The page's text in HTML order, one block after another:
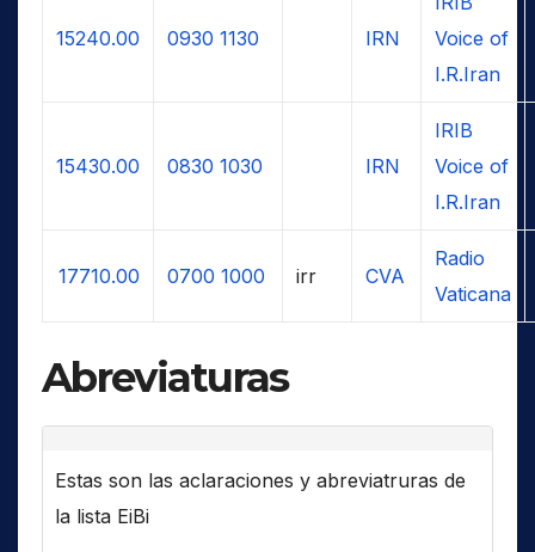
15240.00 0930 1130 IRN
Voice of
I.R.Iran
15430.00 0830 1030 IRN
IRIB
Voice of
I.R.Iran
17710.00 0700 1000 irr CVA
Radio
Vaticana
Abreviaturas
Estas son las aclaraciones y abreviatruras de
la lista EiBi